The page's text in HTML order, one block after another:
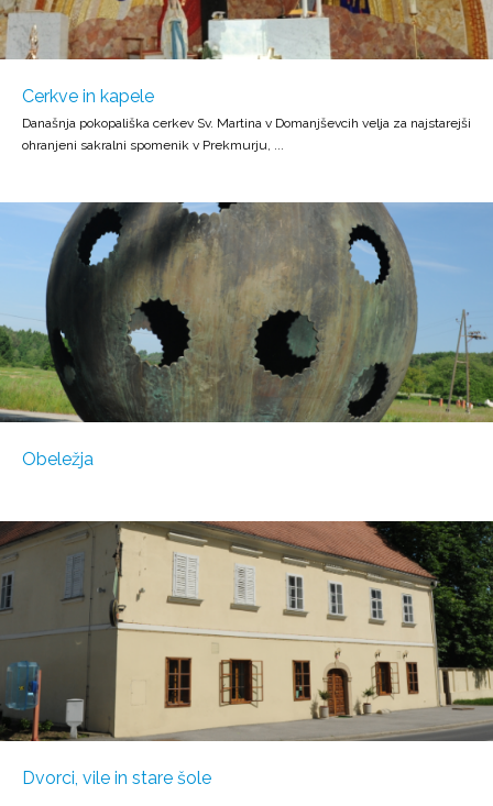
Cerkve in kapele
Današnja pokopališka cerkev Sv. Martina v Domanjševcih velja za najstarejši
ohranjeni sakralni spomenik v Prekmurju, ...
Obeležja
Dvorci, vile in stare šole